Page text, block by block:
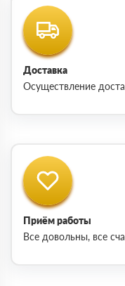
Доставка
Осуществление
Приём работы
Все довольны, все